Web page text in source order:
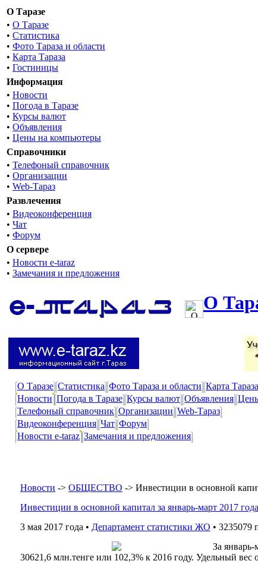
О Таразе
• О Таразе
• Статистика
• Фото Тараза и области
• Карта Тараза
• Гостиницы
Информация
• Новости
• Погода в Таразе
• Курсы валют
• Объявления
• Цены на компьютеры
Справочники
• Телефоный справочник
• Организации
• Web-Тараз
Развлечения
• Видеоконференция
• Чат
• Форум
О сервере
• Новости e-taraz
• Замечания и предложения
О
О Таразе Статистика Фото Тараза и области Карта Тараза
Новости Погода в Таразе Курсы валют Объявления
Телефоный справочник Организации Web-Тараз
Видеоконференция Чат Форум
Новости e-taraz Замечания и предложения
Новости -> ОБЩЕСТВО -> Инвестиции в основной
Инвестиции в основной капитал за январь-март 2017 года
3 мая 2017 года • Департамент статистики ЖО • 3235079
За
30621,6 млн.тенге или 102,3% к 2016 году. Удельный